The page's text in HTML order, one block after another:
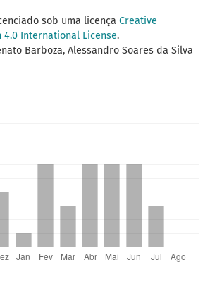
sob uma licença Creative
International License.
Barboza, Alessandro Soares da Silva